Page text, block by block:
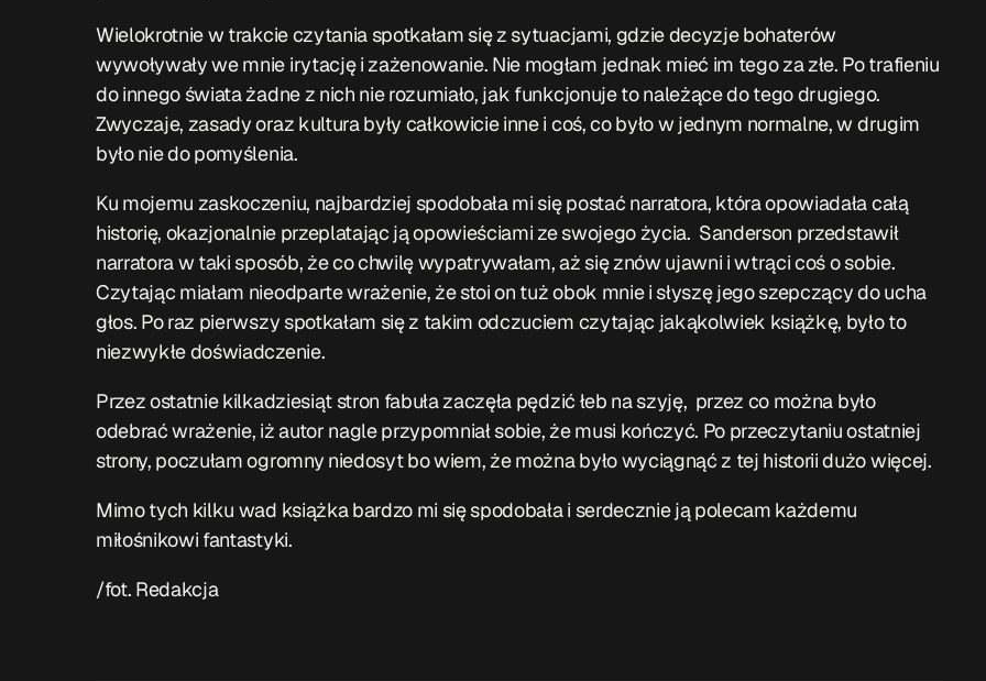
Wielokrotnie w trakcie czytania spotkałam się z sytuacjami, gdzie decyzje bohaterów
wywoływały we mnie irytację i zażenowanie. Nie mogłam jednak mieć im tego za złe. Po trafieniu
do innego świata żadne z nich nie rozumiało, jak funkcjonuje to należące do tego drugiego.
Zwyczaje, zasady oraz kultura były całkowicie inne i coś, co było w jednym normalne, w drugim
było nie do pomyślenia.
Ku mojemu zaskoczeniu, najbardziej spodobała mi się postać narratora, która opowiadała całą
historię, okazjonalnie przeplatając ją opowieściami ze swojego życia. Sanderson przedstawił
narratora w taki sposób, że co chwilę wypatrywałam, aż się znów ujawni i wtrąci coś o sobie.
Czytając miałam nieodparte wrażenie, że stoi on tuż obok mnie i słyszę jego szepczący do ucha
głos. Po raz pierwszy spotkałam się z takim odczuciem czytając jakąkolwiek książkę, było to
niezwykłe doświadczenie.
Przez ostatnie kilkadziesiąt stron fabuła zaczęła pędzić łeb na szyję, przez co można było
odebrać wrażenie, iż autor nagle przypomniał sobie, że musi kończyć. Po przeczytaniu ostatniej
strony, poczułam ogromny niedosyt bo wiem, że można było wyciągnąć z tej historii dużo więcej.
Mimo tych kilku wad książka bardzo mi się spodobała i serdecznie ją polecam każdemu
miłośnikowi fantastyki.
/fot. Redakcja